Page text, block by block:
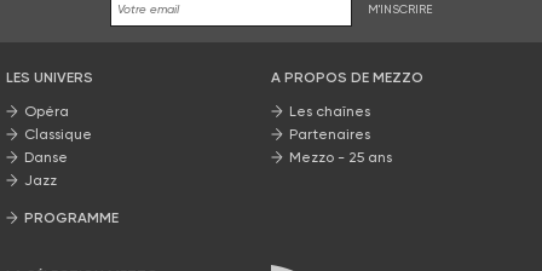
M'INSCRIRE
LES UNIVERS
Opéra
Classique
Danse
Jazz
PROGRAMME
A PROPOS DE MEZZO
Les chaînes
Partenaires
Mezzo - 25 ans